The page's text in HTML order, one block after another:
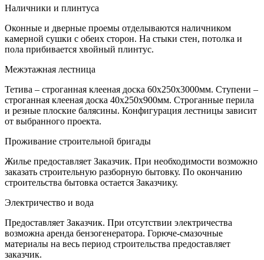
Наличники и плинтуса
Оконные и дверные проемы отделываются наличником
камерной сушки с обеих сторон. На стыки стен, потолка и
пола прибивается хвойный плинтус.
Межэтажная лестница
Тетива – строганная клееная доска 60х250х3000мм. Ступени –
строганная клееная доска 40х250х900мм. Строганные перила
и резные плоские балясины. Конфигурация лестницы зависит
от выбранного проекта.
Проживание строительной бригады
Жилье предоставляет Заказчик. При необходимости возможно
заказать строительную разборную бытовку. По окончанию
строительства бытовка остается Заказчику.
Электричество и вода
Предоставляет Заказчик. При отсутствии электричества
возможна аренда бензогенератора. Горюче-смазочные
материалы на весь период строительства предоставляет
заказчик.